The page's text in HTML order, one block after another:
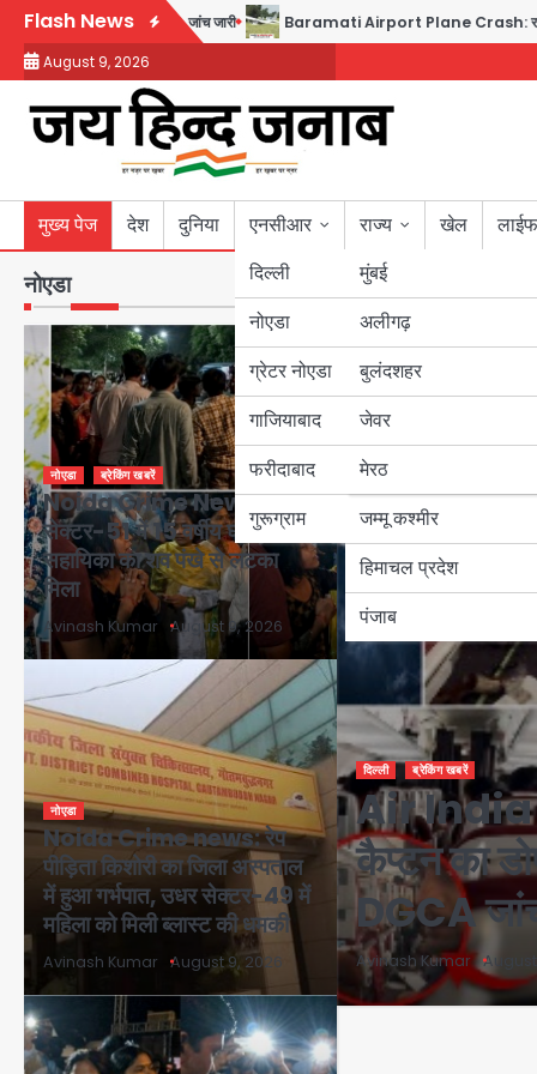
Skip
content
Flash News
घायल; DGCA जांच जारी Baramati Airport Plane Crash: रनवे पर ट्रेनी
August 9, 2026
मुख्य पेज देश दुनिया
एनसीआर
दिल्ली
नोएडा
ग्रेटर नोएडा
गाजियाबाद
फरीदाबाद
गुरूग्राम
राज्य
मुंबई
उत्तर प्रदेश
अलीगढ़
बुलंदशहर
जेवर
मेरठ
बिहार
पंजाब
हरियाणा
जम्मू कश्मीर
हिमाचल प्रदेश
पंजाब
खेल
मुख्य खबरें
दिल्ली ब्रेकिंग खबरें
Air
कैप्टन का
DGCA
Avinash Kumar August
नोएडा
नोएडा ब्रेकिंग खबरें
Noida Crime News: नोएडा
सेक्टर-51 में 15 वर्षीय घरेलू
सहायिका का शव पंखे से लटका
मिला
Avinash Kumar August 9, 2026
नोएडा
Noida Crime news: रेप
पीड़िता किशोरी का जिला अस्पताल
में हुआ गर्भपात, उधर सेक्टर-49 में
महिला को मिली ब्लास्ट की धमकी
Avinash Kumar August 9, 2026